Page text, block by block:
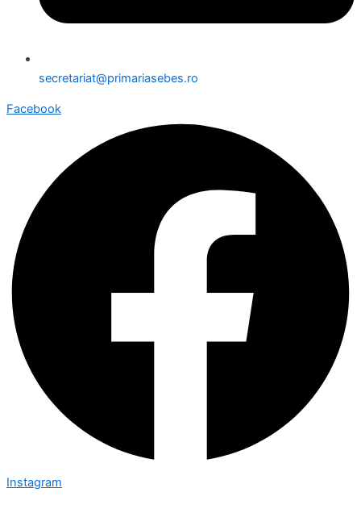
secretariat@primariasebes.ro
Facebook
Instagram